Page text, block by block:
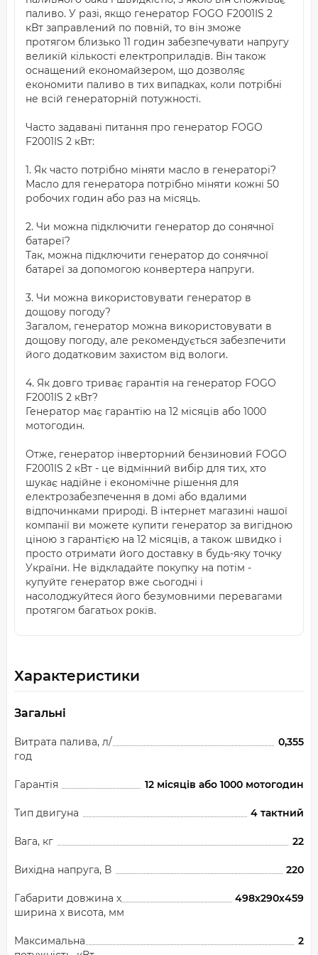
паливо. У разі, якщо генератор FOGO F2001IS 2
кВт заправлений по повній, то він зможе
протягом близько 11 годин забезпечувати напругу
великій кількості електроприладів. Він також
оснащений економайзером, що дозволяє
економити паливо в тих випадках, коли потрібні
не всій генераторній потужності.
Часто задавані питання про генератор FOGO
F2001IS 2 кВт:
1. Як часто потрібно міняти масло в генераторі?
Масло для генератора потрібно міняти кожні 50
робочих годин або раз на місяць.
2. Чи можна підключити генератор до сонячної
батареї?
Так, можна підключити генератор до сонячної
батареї за допомогою конвертера напруги.
3. Чи можна використовувати генератор в
дощову погоду?
Загалом, генератор можна використовувати в
дощову погоду, але рекомендується забезпечити
його додатковим захистом від вологи.
4. Як довго триває гарантія на генератор FOGO
F2001IS 2 кВт?
Генератор має гарантію на 12 місяців або 1000
мотогодин.
Отже, генератор інверторний бензиновий FOGO
F2001IS 2 кВт - це відмінний вибір для тих, хто
шукає надійне і економічне рішення для
електрозабезпечення в домі або вдалими
відпочинками природі. В інтернет магазині нашої
компанії ви можете купити генератор за вигідною
ціною з гарантією на 12 місяців, а також швидко і
просто отримати його доставку в будь-яку точку
України. Не відкладайте покупку на потім -
купуйте генератор вже сьогодні і
насолоджуйтеся його безумовними перевагами
протягом багатьох років.
Характеристики
Загальні
Витрата палива, л/
год
0,355
Гарантія 12 місяців або 1000 мотогодин
Тип двигуна 4 тактний
Вага, кг 22
Вихідна напруга, В 220
Габарити довжина х
ширина х висота, мм
498х290х459
Максимальна
2